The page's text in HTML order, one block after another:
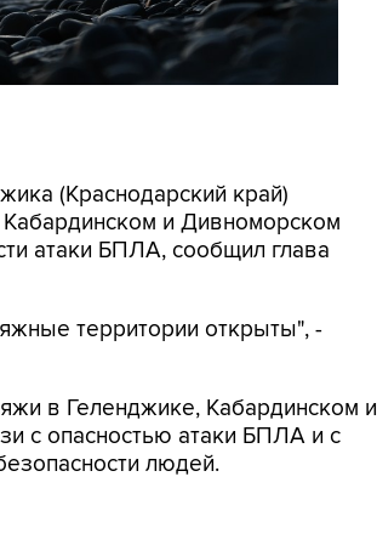
(Краснодарский край)
и Дивноморском
атаки БПЛА, сообщил глава
территории открыты", -
в Геленджике, Кабардинском и
с опасностью атаки БПЛА и с
людей.